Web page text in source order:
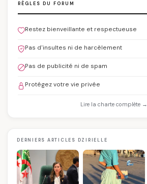
RÈGLES DU FORUM
Restez bienveillante et respectueuse
Pas d'insultes ni de harcèlement
Pas de publicité ni de spam
Protégez votre vie privée
Lire la charte complète →
DERNIERS ARTICLES DZIRIELLE